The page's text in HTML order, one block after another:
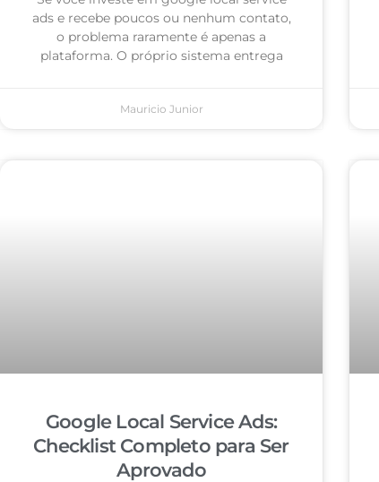
ads e recebe poucos ou nenhum contato,
o problema raramente é apenas a
plataforma. O próprio sistema entrega
Mauricio Junior
Google Local Service Ads:
Checklist Completo para Ser
Aprovado